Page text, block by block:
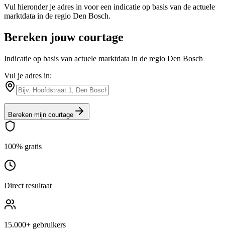
Vul hieronder je adres in voor een indicatie op basis van de actuele
marktdata in de regio Den Bosch.
Bereken jouw courtage
Indicatie op basis van actuele marktdata in de regio Den Bosch
Vul je adres in:
Bereken mijn courtage
100% gratis
Direct resultaat
15.000+ gebruikers